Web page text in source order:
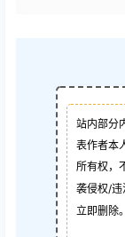
站内部分
表作者本
所有权，
袭侵权/违
立即删除